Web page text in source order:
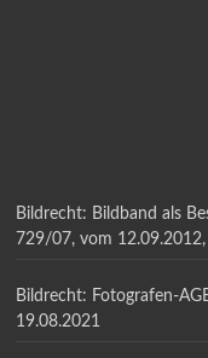
Bildrecht: Bildband als
729/07, vom 12.09.2012,
Bildrecht: Fotografen-
19.08.2021